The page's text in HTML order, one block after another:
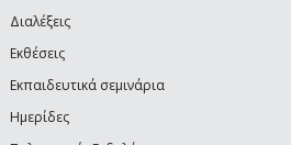
Διαλέξεις
Εκθέσεις
Εκπαιδευτικά σεμινάρια
Ημερίδες